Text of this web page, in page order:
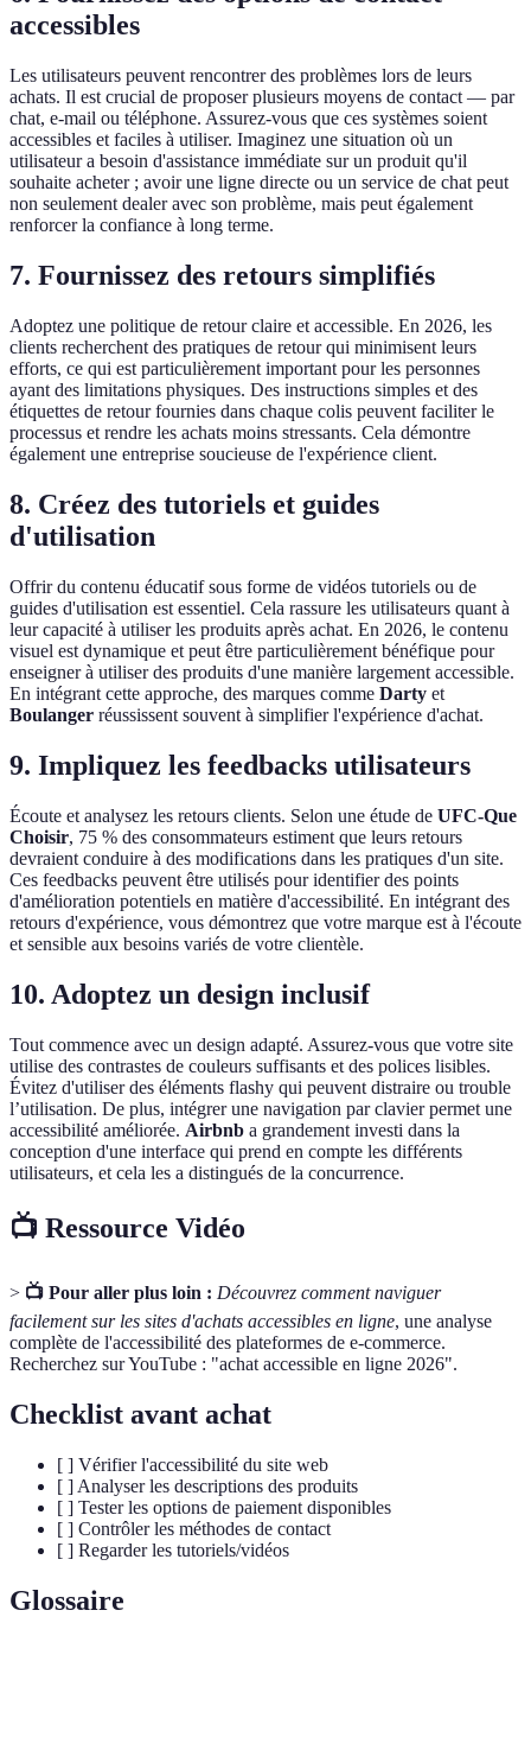
accessibles
Les utilisateurs peuvent rencontrer des problèmes lors de leurs
achats. Il est crucial de proposer plusieurs moyens de contact — par
chat, e-mail ou téléphone. Assurez-vous que ces systèmes soient
accessibles et faciles à utiliser. Imaginez une situation où un
utilisateur a besoin d'assistance immédiate sur un produit qu'il
souhaite acheter ; avoir une ligne directe ou un service de chat peut
non seulement dealer avec son problème, mais peut également
renforcer la confiance à long terme.
7. Fournissez des retours simplifiés
Adoptez une politique de retour claire et accessible. En 2026, les
clients recherchent des pratiques de retour qui minimisent leurs
efforts, ce qui est particulièrement important pour les personnes
ayant des limitations physiques. Des instructions simples et des
étiquettes de retour fournies dans chaque colis peuvent faciliter le
processus et rendre les achats moins stressants. Cela démontre
également une entreprise soucieuse de l'expérience client.
8. Créez des tutoriels et guides
d'utilisation
Offrir du contenu éducatif sous forme de vidéos tutoriels ou de
guides d'utilisation est essentiel. Cela rassure les utilisateurs quant à
leur capacité à utiliser les produits après achat. En 2026, le contenu
visuel est dynamique et peut être particulièrement bénéfique pour
enseigner à utiliser des produits d'une manière largement accessible.
En intégrant cette approche, des marques comme Darty et
Boulanger réussissent souvent à simplifier l'expérience d'achat.
9. Impliquez les feedbacks utilisateurs
Écoute et analysez les retours clients. Selon une étude de UFC-Que
Choisir, 75 % des consommateurs estiment que leurs retours
devraient conduire à des modifications dans les pratiques d'un site.
Ces feedbacks peuvent être utilisés pour identifier des points
d'amélioration potentiels en matière d'accessibilité. En intégrant des
retours d'expérience, vous démontrez que votre marque est à l'écoute
et sensible aux besoins variés de votre clientèle.
10. Adoptez un design inclusif
Tout commence avec un design adapté. Assurez-vous que votre site
utilise des contrastes de couleurs suffisants et des polices lisibles.
Évitez d'utiliser des éléments flashy qui peuvent distraire ou trouble
l’utilisation. De plus, intégrer une navigation par clavier permet une
accessibilité améliorée. Airbnb a grandement investi dans la
conception d'une interface qui prend en compte les différents
utilisateurs, et cela les a distingués de la concurrence.
📺 Ressource Vidéo
> 📺 Pour aller plus loin : Découvrez comment naviguer
facilement sur les sites d'achats accessibles en ligne, une analyse
complète de l'accessibilité des plateformes de e-commerce.
Recherchez sur YouTube : "achat accessible en ligne 2026".
Checklist avant achat
[ ] Vérifier l'accessibilité du site web
[ ] Analyser les descriptions des produits
[ ] Tester les options de paiement disponibles
[ ] Contrôler les méthodes de contact
[ ] Regarder les tutoriels/vidéos
Glossaire